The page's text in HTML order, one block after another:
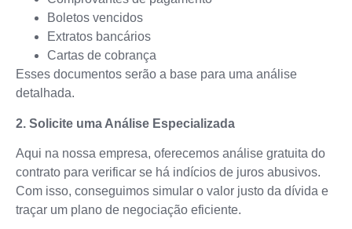
Boletos vencidos
Extratos bancários
Cartas de cobrança
Esses documentos serão a base para uma análise
detalhada.
2. Solicite uma Análise Especializada
Aqui na nossa empresa, oferecemos análise gratuita do
contrato para verificar se há indícios de juros abusivos.
Com isso, conseguimos simular o valor justo da dívida e
traçar um plano de negociação eficiente.